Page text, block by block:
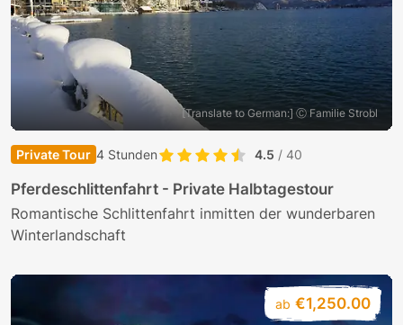
[Translate to German:] Ⓒ Familie Strobl
Private Tour 4 Stunden 4.5 / 40
Pferdeschlittenfahrt - Private Halbtagestour
Romantische Schlittenfahrt inmitten der wunderbaren
Winterlandschaft
ab €1,250.00